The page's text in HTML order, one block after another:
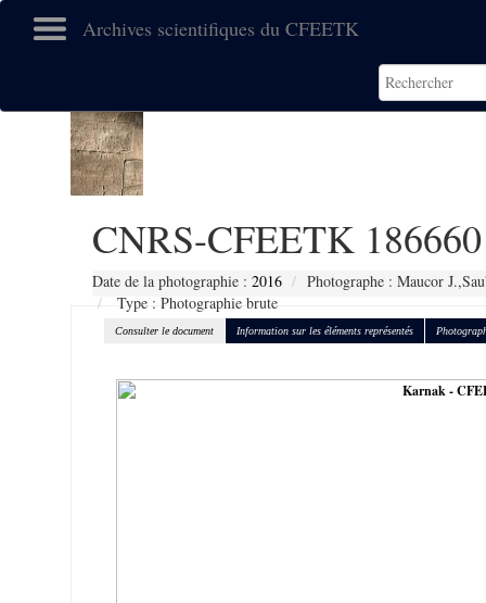
Archives scientifiques du CFEETK
CNRS-CFEETK 186660
Date de la photographie : 2016
Photographe : Maucor
Type : Photographie brute
Consulter le document Information sur les éléments représentés